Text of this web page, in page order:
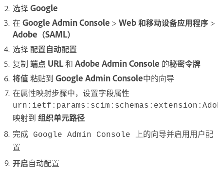
选择Google
在 Google Admin Console > Web 和移动设备应用程序 >
Adobe（SAML）
选择配置自动配置
复制 端点 URL和 Adobe Admin Console 的秘密令牌
将值 粘贴到 Google Admin Console中的向导
在属性映射步骤中，设置字段属性
映射到 组织单元路径
完成 Google Admin Console 上的向导并启用用户配
置
开启自动配置